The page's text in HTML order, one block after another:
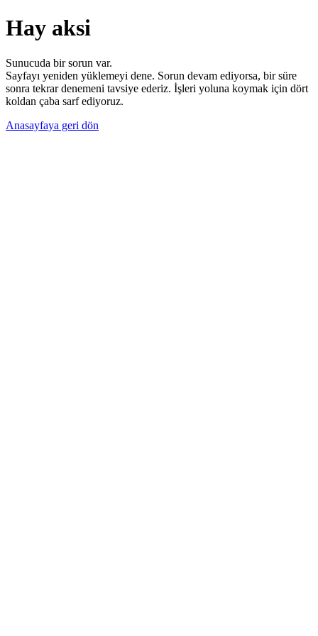
Hay aksi
Sunucuda bir sorun var.
Sayfayı yeniden yüklemeyi dene. Sorun devam ediyorsa, bir süre
sonra tekrar denemeni tavsiye ederiz. İşleri yoluna koymak için dört
koldan çaba sarf ediyoruz.
Anasayfaya geri dön